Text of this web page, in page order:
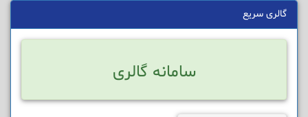
گالری سریع
سامانه گالری